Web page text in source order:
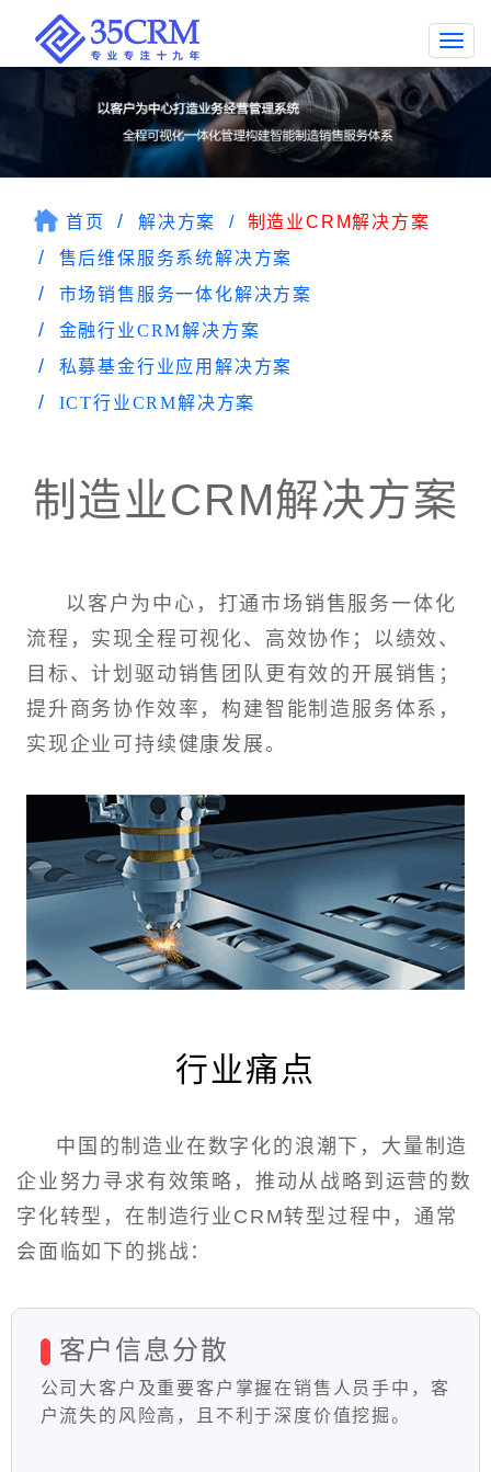
首页 解决方案
制造业CRM解决方案
售后维保服务系统解决方案
市场销售服务一体化解决方案
金融行业CRM解决方案
私募基金行业应用解决方案
ICT行业CRM解决方案
制造业CRM解决方案
以客户为中心，打通市场销售服务一体化
流程，实现全程可视化、高效协作；以绩效、
目标、计划驱动销售团队更有效的开展销售；
提升商务协作效率，构建智能制造服务体系，
实现企业可持续健康发展。
行业痛点
中国的制造业在数字化的浪潮下，大量制造
企业努力寻求有效策略，推动从战略到运营的数
字化转型，在制造行业CRM转型过程中，通常
会面临如下的挑战：
客户信息分散
公司大客户及重要客户掌握在销售人员手中，客
户流失的风险高，且不利于深度价值挖掘。